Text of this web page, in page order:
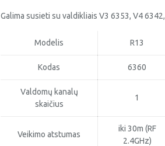
Galima susieti su valdikliais V3 6353, V4 6342,
Modelis R13
Kodas 6360
Valdomų kanalų
skaičius
1
Veikimo atstumas
iki 30m (RF
2.4GHz)